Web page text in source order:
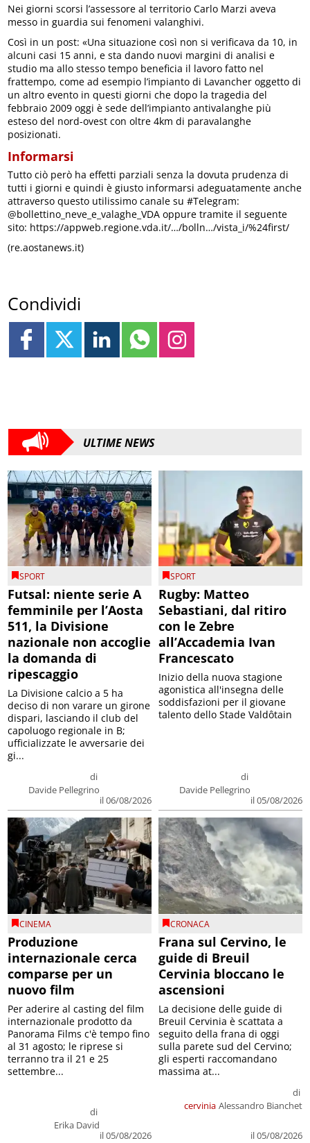
Nei giorni scorsi l’assessore al territorio Carlo Marzi aveva
messo in guardia sui fenomeni valanghivi.
Così in un post: «Una situazione così non si verificava da 10, in
alcuni casi 15 anni, e sta dando nuovi margini di analisi e
studio ma allo stesso tempo beneficia il lavoro fatto nel
frattempo, come ad esempio l’impianto di Lavancher oggetto di
un altro evento in questi giorni che dopo la tragedia del
febbraio 2009 oggi è sede dell’impianto antivalanghe più
esteso del nord-ovest con oltre 4km di paravalanghe
posizionati.
Informarsi
Tutto ciò però ha effetti parziali senza la dovuta prudenza di
tutti i giorni e quindi è giusto informarsi adeguatamente anche
attraverso questo utilissimo canale su #Telegram:
@bollettino_neve_e_valaghe_VDA oppure tramite il seguente
sito: https://appweb.regione.vda.it/…/bolln…/vista_i/%24first/
(re.aostanews.it)
Condividi
ULTIME NEWS
SPORT
Futsal: niente serie A
femminile per l’Aosta
511, la Divisione
nazionale non accoglie
la domanda di
ripescaggio
di
Davide Pellegrino
il 06/08/2026
La Divisione calcio a 5 ha
deciso di non varare un girone
dispari, lasciando il club del
capoluogo regionale in B;
ufficializzate le avversarie dei
gi...
SPORT
Rugby: Matteo
Sebastiani, dal ritiro
con le Zebre
all’Accademia Ivan
Francescato
di
Davide Pellegrino
il 05/08/2026
Inizio della nuova stagione
agonistica all'insegna delle
soddisfazioni per il giovane
talento dello Stade Valdôtain
CINEMA
Produzione
internazionale cerca
comparse per un
nuovo film
di
Erika David
il 05/08/2026
Per aderire al casting del film
internazionale prodotto da
Panorama Films c'è tempo fino
al 31 agosto; le riprese si
terranno tra il 21 e 25
settembre...
CRONACA
Frana sul Cervino, le
guide di Breuil
Cervinia bloccano le
ascensioni
cervinia
di
Alessandro Bianchet
il 05/08/2026
La decisione delle guide di
Breuil Cervinia è scattata a
seguito della frana di oggi
sulla parete sud del Cervino;
gli esperti raccomandano
massima at...